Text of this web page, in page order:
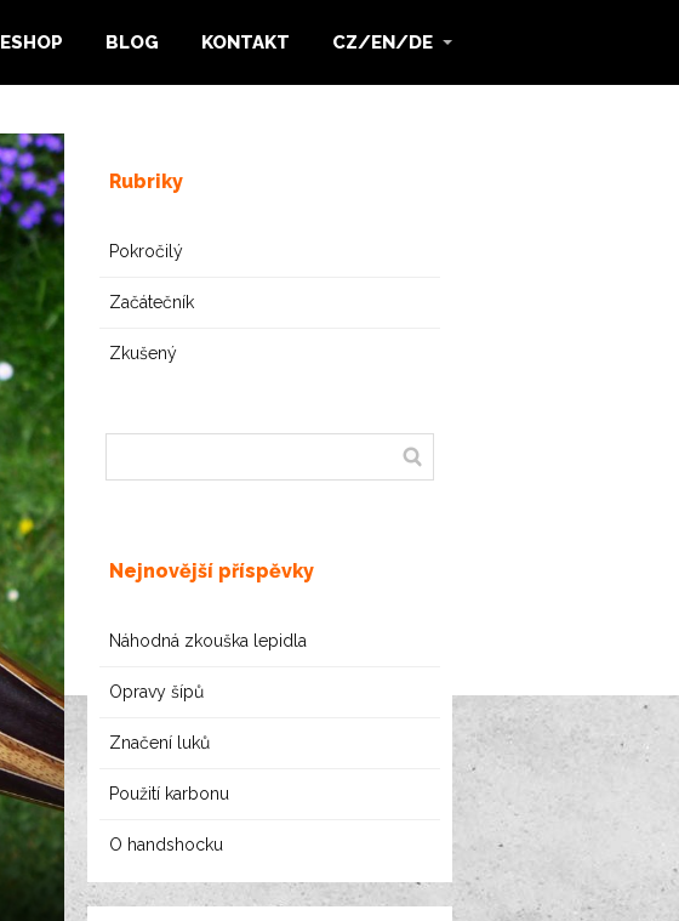
ESHOP BLOG KONTAKT CZ/EN/DE
Rubriky
Pokročilý
Začátečník
Zkušený
Nejnovější příspěvky
Náhodná zkouška lepidla
Opravy šípů
Značení luků
Použití karbonu
O handshocku